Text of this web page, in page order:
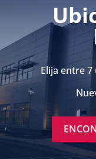
Elija entre